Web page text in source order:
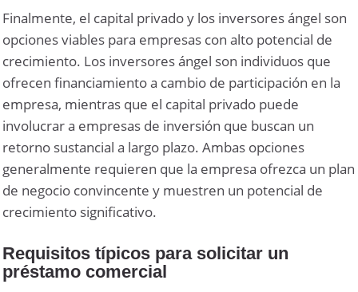
Finalmente, el capital privado y los inversores ángel son
opciones viables para empresas con alto potencial de
crecimiento. Los inversores ángel son individuos que
ofrecen financiamiento a cambio de participación en la
empresa, mientras que el capital privado puede
involucrar a empresas de inversión que buscan un
retorno sustancial a largo plazo. Ambas opciones
generalmente requieren que la empresa ofrezca un plan
de negocio convincente y muestren un potencial de
crecimiento significativo.
Requisitos típicos para solicitar un
préstamo comercial